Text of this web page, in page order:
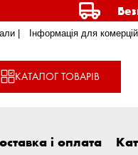
| Інформація для
КАТАЛОГ ТОВАРІВ
і оплата